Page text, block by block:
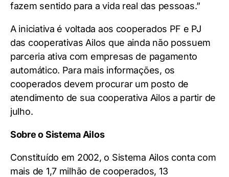
fazem sentido para a vida real das pessoas.”
A iniciativa é voltada aos cooperados PF e PJ
das cooperativas Ailos que ainda não possuem
parceria ativa com empresas de pagamento
automático. Para mais informações, os
cooperados devem procurar um posto de
atendimento de sua cooperativa Ailos a partir de
julho.
Sobre o Sistema Ailos
Constituído em 2002, o Sistema Ailos conta com
mais de 1,7 milhão de cooperados, 13